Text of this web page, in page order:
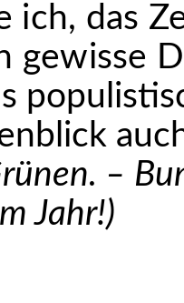
ich, das
gewisse
–
Jahr!)